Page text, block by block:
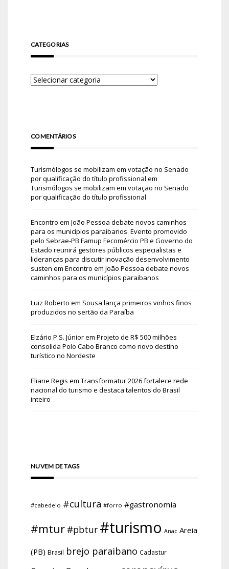
CATEGORIAS
COMENTÁRIOS
Turismólogos se mobilizam em votação no Senado
por qualificação do título profissional em
Turismólogos se mobilizam em votação no Senado
por qualificação do título profissional
Encontro em João Pessoa debate novos caminhos
para os municípios paraibanos. Evento promovido
pelo Sebrae-PB Famup Fecomércio PB e Governo do
Estado reunirá gestores públicos especialistas e
lideranças para discutir inovação desenvolvimento
susten em Encontro em João Pessoa debate novos
caminhos para os municípios paraibanos
Luiz Roberto em Sousa lança primeiros vinhos finos
produzidos no sertão da Paraíba
Elzário P.S. Júniorem Projeto de R$ 500 milhões
consolida Polo Cabo Branco como novo destino
turístico no Nordeste
Eliane Regis em Transformatur 2026 fortalece rede
nacional do turismo e destaca talentos do Brasil
inteiro
NUVEM DE TAGS
#cabedelo #cultura #forro #gastronomia
#mtur #pbtur #turismo Anac Areia
(PB) Brasil brejo paraibano Cadastur